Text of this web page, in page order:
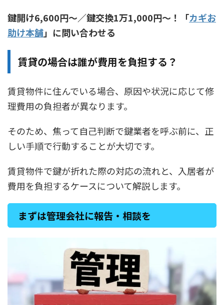
鍵開け6,600円〜／鍵交換1万1,000円〜！「カギお
助け本舗」に問い合わせる
賃貸の場合は誰が費用を負担する？
賃貸物件に住んでいる場合、原因や状況に応じて修
理費用の負担者が異なります。
そのため、焦って自己判断で鍵業者を呼ぶ前に、正
しい手順で行動することが大切です。
賃貸物件で鍵が折れた際の対応の流れと、入居者が
費用を負担するケースについて解説します。
まずは管理会社に報告・相談を